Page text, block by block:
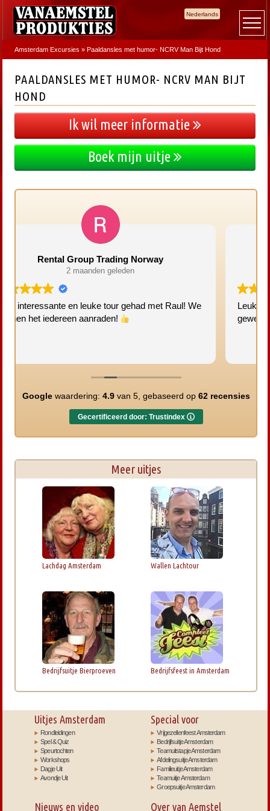
Nederlands
Amsterdam Excursies » Paaldansles met humor- NCRV Man Bijt Hond
PAALDANSLES MET HUMOR- NCRV MAN BIJT
HOND
Ik wil meer informatie
Boek mijn uitje
Raul! We
Leuke gezellig tour. Nog nooit op deze plekken
geweest!
Googlewaardering: 4.9van 5, gebaseerd op 62 recensies
Gecertificeerd door: Trustindex
Meer uitjes
Lachdag Amsterdam Wallen Lachtour
Bedrijfsuitje Bierproeven Bedrijfsfeest in Amsterdam
Uitjes Amsterdam
Rondleidingen
Spel & Quiz
Speurtochten
Workshops
Dagje Uit
Avondje Uit
Special voor
Vrijgezellenfeest Amsterdam
Bedrijfsuitje Amsterdam
Teamuitstapje Amsterdam
Afdelingsuitje Amsterdam
Familieuitje Amsterdam
Teamuitje Amsterdam
Groepsuitje Amsterdam
Nieuws en video Over van Aemstel